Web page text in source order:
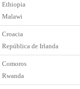
Ethiopia
Malawi
Croacia
República de Irlanda
Comoros
Rwanda